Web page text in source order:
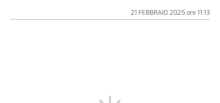
21 FEBBRAIO 2025ore 11:13